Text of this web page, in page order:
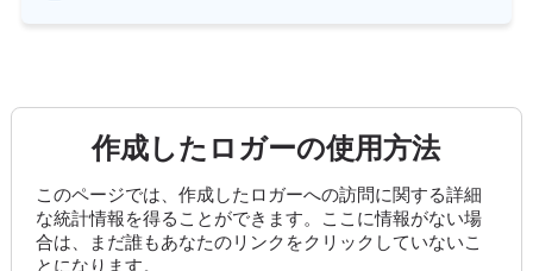
作成したロガーの使用方法
このページでは、作成したロガーへの訪問に関する詳細
な統計情報を得ることができます。ここに情報がない場
合は、まだ誰もあなたのリンクをクリックしていないこ
とになります。